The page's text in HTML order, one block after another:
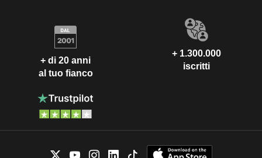
+ di 20 anni
al tuo fianco
+ 1.300.000
iscritti